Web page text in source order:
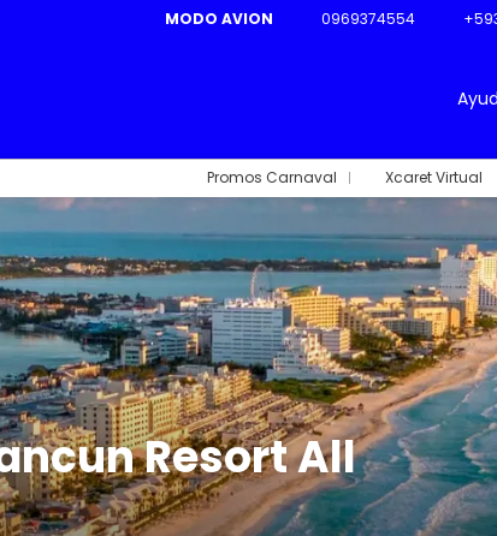
MODO AVION 0969374554
Promos Carnaval Xcaret Virtual
Resort All